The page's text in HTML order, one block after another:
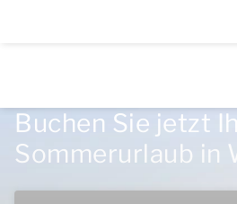
Buchen Sie jetzt
Sommerurlaub in